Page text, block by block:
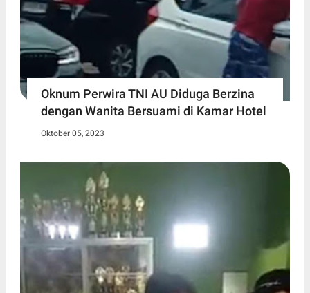
Oknum Perwira TNI AU Diduga Berzina
dengan Wanita Bersuami di Kamar Hotel
Oktober 05, 2023